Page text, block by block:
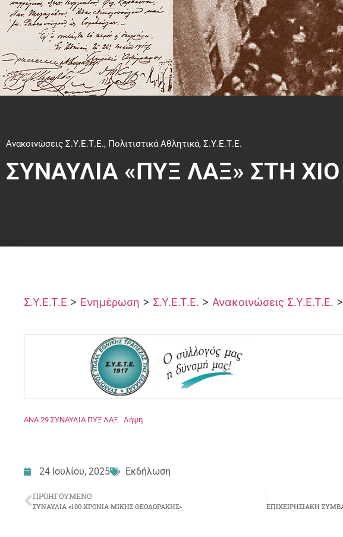
Ανακοινώσεις Σ.Υ.Ε.Τ.Ε., Πολιτιστικά Αθλητικά, Σ.Υ.Ε.Τ.Ε.
ΣΥΝΑΥΛΙΑ «ΠΥΞ ΛΑΞ» ΣΤΗ ΧΙΟ
Σ.Υ.Ε.Τ.Ε > Ενημέρωση > Σ.Υ.Ε.Τ.Ε. > Ανακοινώσεις Σ.Υ.Ε.Τ.Ε. >
ANA 29 ΣΥΝΑΥΛΙΑ ΠΥΞ ΛΑΞ Λήψη
24 Ιουλίου, 2025 Εκδήλωση
ΠΡΟΗΓΟΎΜΕΝΟ
ΣΥΝΑΥΛΙΑ «100 ΧΡΟΝΙΑ ΜΙΚΗΣ ΘΕΟΔΩΡΑΚΗΣ»